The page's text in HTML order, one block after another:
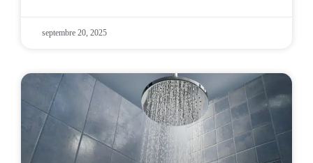
septembre 20, 2025